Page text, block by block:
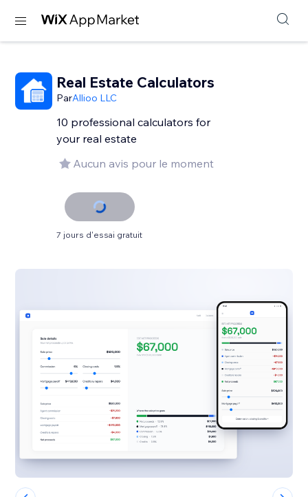
Real Estate Calculators
ParAllioo LLC
10 professional calculators for
your real estate
Aucun avis pour le moment
7 jours d'essai gratuit